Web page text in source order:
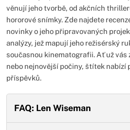
věnují jeho tvorbě, od akčních
hororové snímky. Zde najdete
novinky o jeho připravovaných
analýzy, jež mapují jeho režisérský
současnou kinematografii. Ať už vás
nebo nejnovější počiny, štítek nabízí
příspěvků.
FAQ: Len Wiseman